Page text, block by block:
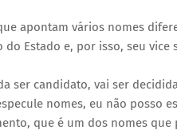
apontam vários nomes
Estado e, por isso, seu vice
ser candidato, vai ser
nomes, eu não posso
que é um dos nomes que